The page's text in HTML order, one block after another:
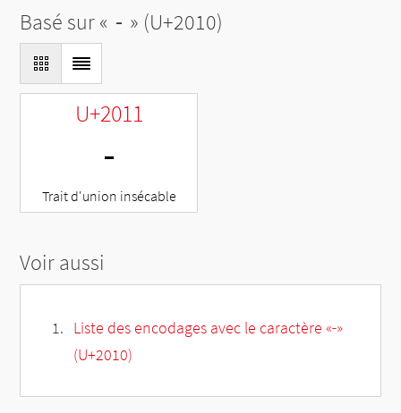
Basé sur « ‐ » (U+2010)
U+2011
‑
Trait d'union insécable
Voir aussi
Liste des encodages avec le caractère «‐»
(U+2010)